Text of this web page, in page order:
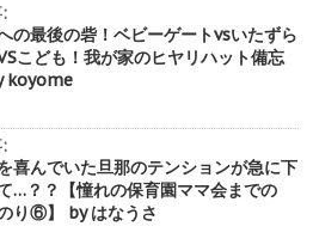
の最後の砦！ベビーゲートvsいたずら
こども！我が家のヒヤリハット備忘
koyome
喜んでいた旦那のテンションが急に下
…？？【憧れの保育園ママ会までの
り⑥】 by はなうさ